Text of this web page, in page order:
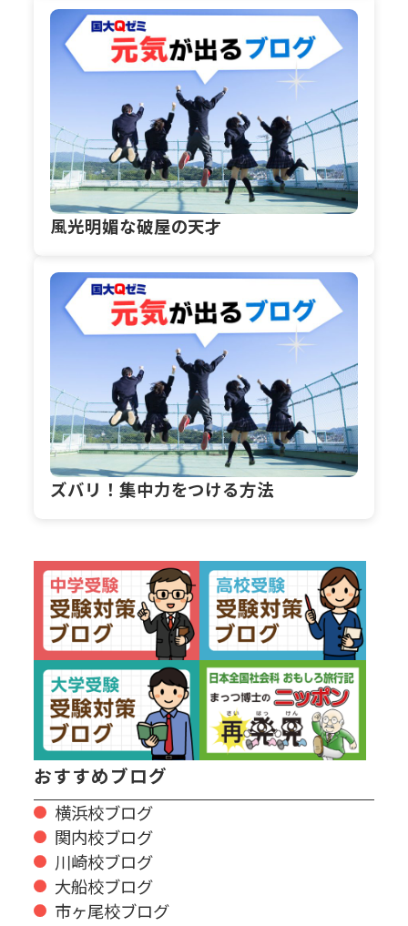
風光明媚な破屋の天才
ズバリ！集中力をつける方法
おすすめブログ
横浜校ブログ
関内校ブログ
川崎校ブログ
大船校ブログ
市ヶ尾校ブログ